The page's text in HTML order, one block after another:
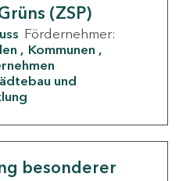
(ZSP)
Fördernehmer:
Kommunen
und
besonderer